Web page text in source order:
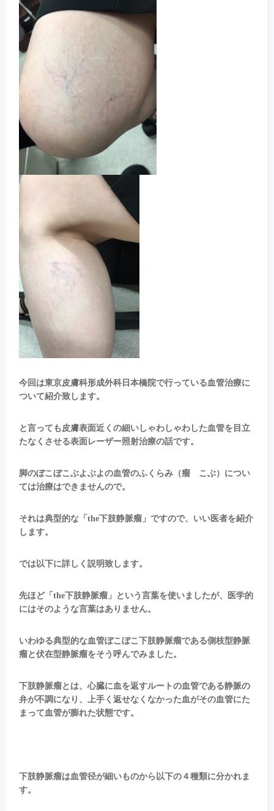
今回は東京皮膚科形成外科日本橋院で行っている血管治療に
ついて紹介致します。
と言っても皮膚表面近くの細いしゃわしゃわした血管を目立
たなくさせる表面レーザー照射治療の話です。
脚のぼこぼこぶよぶよの血管のふくらみ（瘤 こぶ）につい
ては治療はできませんので。
それは典型的な「the下肢静脈瘤」ですので、いい医者を紹介
します。
では以下に詳しく説明致します。
先ほど「the下肢静脈瘤」という言葉を使いましたが、医学的
にはそのような言葉はありません。
いわゆる典型的な血管ぼこぼこ下肢静脈瘤である側枝型静脈
瘤と伏在型静脈瘤をそう呼んでみました。
下肢静脈瘤とは、心臓に血を返すルートの血管である静脈の
弁が不調になり、上手く返せなくなかった血がその血管にた
まって血管が膨れた状態です。
下肢静脈瘤は血管径が細いものから以下の４種類に分かれま
す。